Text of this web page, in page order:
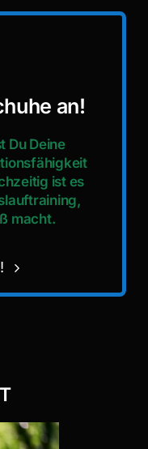
an!
Du Deine
ist es
macht.